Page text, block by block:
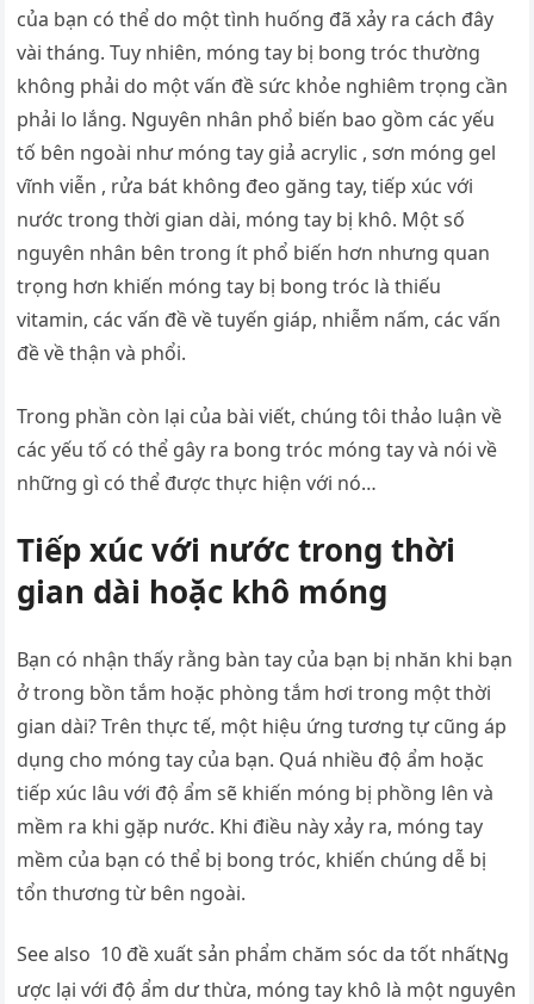
của bạn có thể do một tình huống đã xảy ra cách đây
vài tháng. Tuy nhiên, móng tay bị bong tróc thường
không phải do một vấn đề sức khỏe nghiêm trọng cần
phải lo lắng. Nguyên nhân phổ biến bao gồm các yếu
tố bên ngoài như móng tay giả acrylic , sơn móng gel
vĩnh viễn , rửa bát không đeo găng tay, tiếp xúc với
nước trong thời gian dài, móng tay bị khô. Một số
nguyên nhân bên trong ít phổ biến hơn nhưng quan
trọng hơn khiến móng tay bị bong tróc là thiếu
vitamin, các vấn đề về tuyến giáp, nhiễm nấm, các vấn
đề về thận và phổi.
Trong phần còn lại của bài viết, chúng tôi thảo luận về
các yếu tố có thể gây ra bong tróc móng tay và nói về
những gì có thể được thực hiện với nó…
Tiếp xúc với nước trong thời
gian dài hoặc khô móng
Bạn có nhận thấy rằng bàn tay của bạn bị nhăn khi bạn
ở trong bồn tắm hoặc phòng tắm hơi trong một thời
gian dài? Trên thực tế, một hiệu ứng tương tự cũng áp
dụng cho móng tay của bạn. Quá nhiều độ ẩm hoặc
tiếp xúc lâu với độ ẩm sẽ khiến móng bị phồng lên và
mềm ra khi gặp nước. Khi điều này xảy ra, móng tay
mềm của bạn có thể bị bong tróc, khiến chúng dễ bị
tổn thương từ bên ngoài.
See also 10 đề xuất sản phẩm chăm sóc da tốt nhấtNg
ược lại với độ ẩm dư thừa, móng tay khô là một nguyên